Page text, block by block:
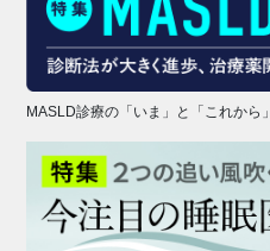
MASLD診療の「いま」と「これから」